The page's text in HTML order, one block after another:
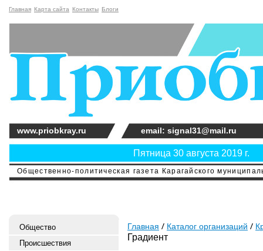
Главная Карта сайта Контакты Блоги
Общественно-политическая газета Карагайского
Пятница 30 августа 2019 г.
www.priobkray.ru email: signal31@mail.ru
Общество
Происшествия
Главная Каталог организаций
Градиент